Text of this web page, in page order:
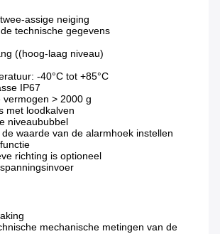
assige neiging
technische gegevens
((hoog-laag niveau)
-40°C tot +85°C
IP67
vermogen > 2000 g
met loodkalven
niveaububbel
waarde van de alarmhoek instellen
richting is optioneel
mechanische metingen van de